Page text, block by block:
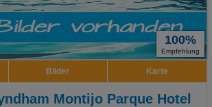
100%
Empfehlung
Bilder Karte
Montijo Parque Hotel